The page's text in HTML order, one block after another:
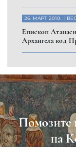
26. МАРТ 2010.
Eпископ
Архангела код
Помозите
на